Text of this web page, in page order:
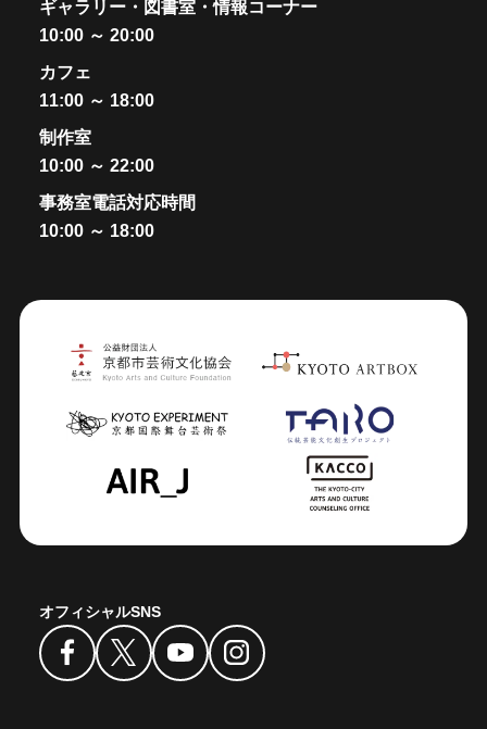
ギャラリー・図書室・情報コーナー
10:00 ～ 20:00
カフェ
11:00 ～ 18:00
制作室
10:00 ～ 22:00
事務室電話対応時間
10:00 ～ 18:00
オフィシャルSNS